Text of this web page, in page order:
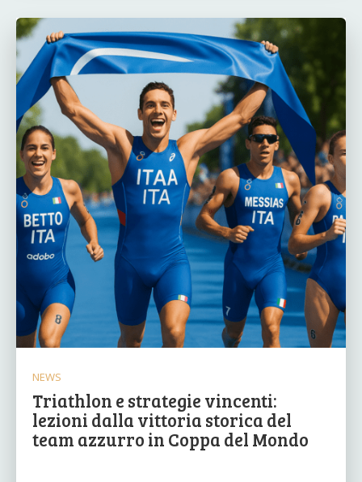
NEWS
Triathlon e strategie vincenti:
lezioni dalla vittoria storica del
team azzurro in Coppa del Mondo